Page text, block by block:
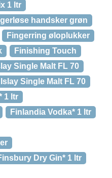
1 ltr
handsker grøn
Fingerring øloplukker
Finishing Touch
Single Malt FL 70
Single Malt FL 70
1 ltr
Finlandia Vodka* 1 ltr
Dry Gin* 1 ltr